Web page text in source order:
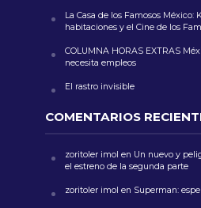
La Casa de los Famosos México:
habitaciones y el Cine de los
COLUMNA HORAS EXTRAS
necesita empleos
El rastro invisible
COMENTARIOS
zoritoler imol en Un nuevo y
el estreno de la segunda parte
zoritoler imol en Superman: